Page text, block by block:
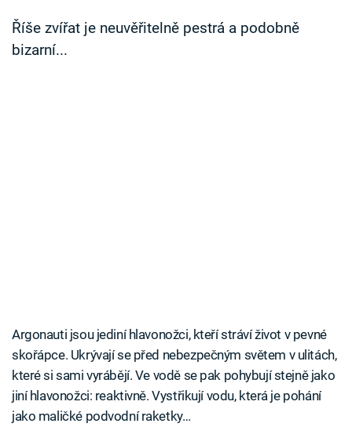
Přihlášení
Říše zvířat je neuvěřitelně pestrá a podobně
bizarní...
Argonauti jsou jediní hlavonožci, kteří stráví život v pevné
skořápce. Ukrývají se před nebezpečným světem v ulitách,
které si sami vyrábějí. Ve vodě se pak pohybují stejně jako
jiní hlavonožci: reaktivně. Vystřikují vodu, která je pohání
jako maličké podvodní raketky…